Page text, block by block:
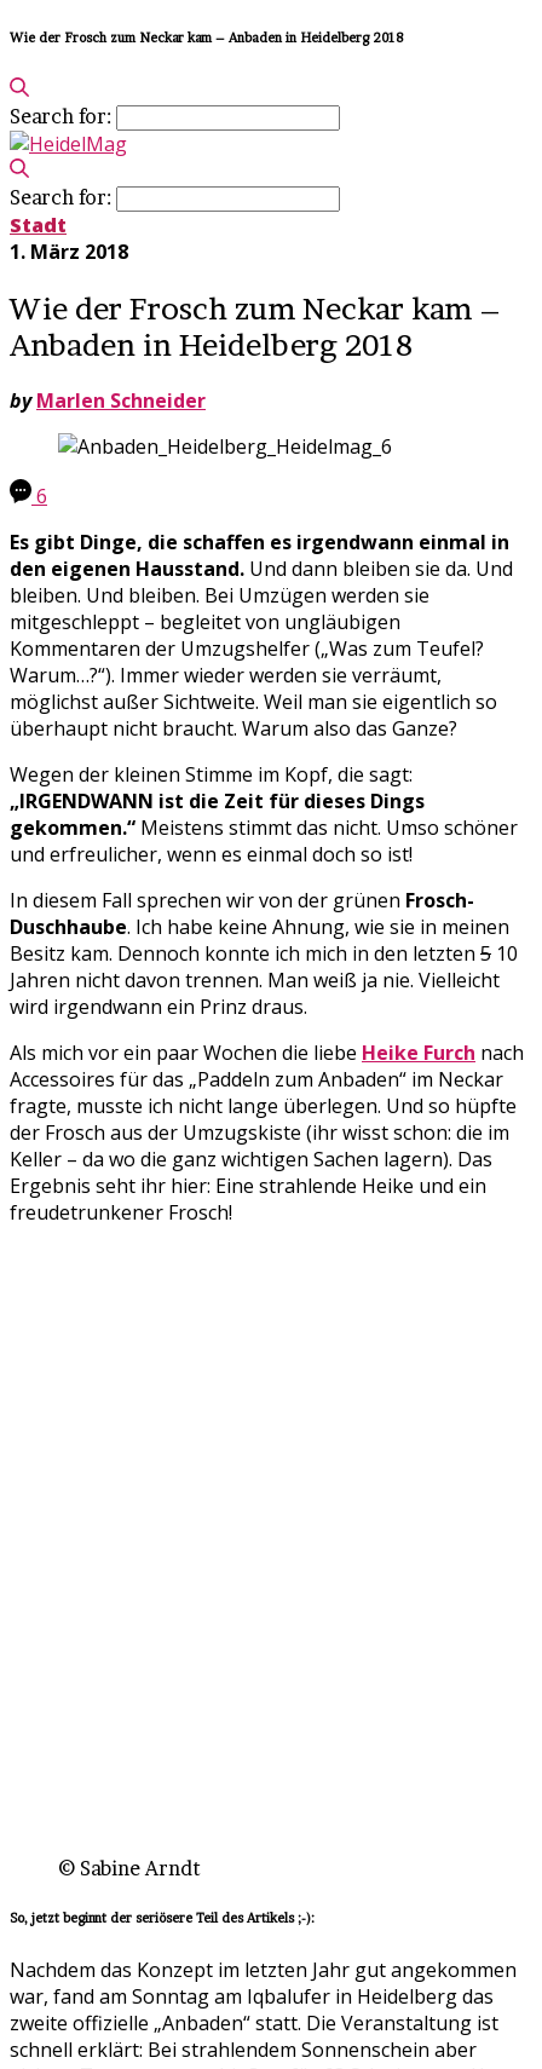
Wie der Frosch zum Neckar kam – Anbaden in Heidelberg 2018
Search for:
Search for:
Stadt
1. März 2018
Wie der Frosch zum Neckar kam –
Anbaden in Heidelberg 2018
by Marlen Schneider
6
Es gibt Dinge, die schaffen es irgendwann einmal in
den eigenen Hausstand. Und dann bleiben sie da. Und
bleiben. Und bleiben. Bei Umzügen werden sie
mitgeschleppt – begleitet von ungläubigen
Kommentaren der Umzugshelfer („Was zum Teufel?
Warum…?“). Immer wieder werden sie verräumt,
möglichst außer Sichtweite. Weil man sie eigentlich so
überhaupt nicht braucht. Warum also das Ganze?
Wegen der kleinen Stimme im Kopf, die sagt:
„IRGENDWANN ist die Zeit für dieses Dings
gekommen.“ Meistens stimmt das nicht. Umso schöner
und erfreulicher, wenn es einmal doch so ist!
In diesem Fall sprechen wir von der grünen Frosch-
Duschhaube. Ich habe keine Ahnung, wie sie in meinen
Besitz kam. Dennoch konnte ich mich in den letzten 5 10
Jahren nicht davon trennen. Man weiß ja nie. Vielleicht
wird irgendwann ein Prinz draus.
Als mich vor ein paar Wochen die liebe Heike Furch nach
Accessoires für das „Paddeln zum Anbaden“ im Neckar
fragte, musste ich nicht lange überlegen. Und so hüpfte
der Frosch aus der Umzugskiste (ihr wisst schon: die im
Keller – da wo die ganz wichtigen Sachen lagern). Das
Ergebnis seht ihr hier: Eine strahlende Heike und ein
freudetrunkener Frosch!
© Sabine Arndt
So, jetzt beginnt der seriösere Teil des Artikels ;-):
Nachdem das Konzept im letzten Jahr gut angekommen
war, fand am Sonntag am Iqbalufer in Heidelberg das
zweite offizielle „Anbaden“ statt. Die Veranstaltung ist
schnell erklärt: Bei strahlendem Sonnenschein aber